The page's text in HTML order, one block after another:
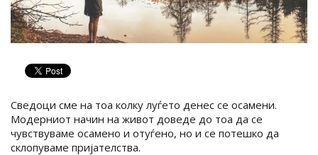
Сведоци сме на тоа колку луѓето денес се осамени.
Модерниот начин на живот доведе до тоа да се
чувствуваме осамено и отуѓено, но и се потешко да
склопуваме пријателства.